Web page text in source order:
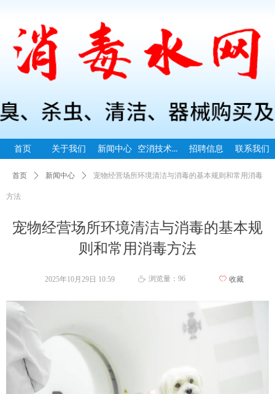
首页 关于我们 新闻中心 空消技术指导 招聘信息 联系我们
宠物经营场所环境清洁与消毒的基本规
则和常用消毒方法
首页 ꄲ 新闻中心 ꄲ 宠物经营场所环境清洁与消毒的基本规则和常用消毒
方法
2025年10月29日 10:59 ꄘ 浏览量： 96 ꄀ 收藏